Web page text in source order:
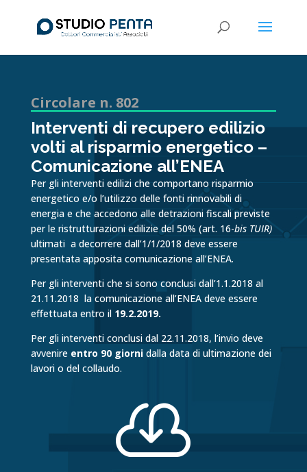
Circolare n. 802
Interventi di recupero edilizio
volti al risparmio energetico –
Comunicazione all’ENEA
Per gli interventi edilizi che comportano risparmio
energetico e/o l’utilizzo delle fonti rinnovabili di
energia e che accedono alle detrazioni fiscali previste
per le ristrutturazioni edilizie del 50% (art. 16-bis TUIR)
ultimati a decorrere dall’1/1/2018 deve essere
presentata apposita comunicazione all’ENEA.
Per gli interventi che si sono conclusi dall’1.1.2018 al
21.11.2018 la comunicazione all’ENEA deve essere
effettuata entro il 19.2.2019.
Per gli interventi conclusi dal 22.11.2018, l’invio deve
avvenire entro 90 giornidalla data di ultimazione dei
lavori o del collaudo.
